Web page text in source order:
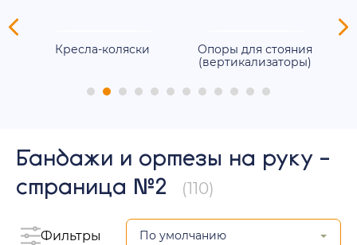
Кресла-коляски
Опоры для стояния
(вертикализаторы)
Бандажи и ортезы на руку -
страница №2
(110)
Фильтры